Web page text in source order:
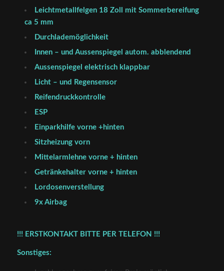
Leichtmetallfelgen 18 Zoll mit Sommerbereifung
ca 5 mm
Durchlademöglichkeit
Innen – und Aussenspiegel autom. abblendend
Aussenspiegel elektrisch klappbar
Licht – und Regensensor
Reifendruckkontrolle
ESP
Einparkhilfe vorne +hinten
Sitzheizung vorn
Mittelarmlehne vorne + hinten
Getränkehalter vorne + hinten
Lordosenverstellung
9x Airbag
!!! ERSTKONTAKT BITTE PER TELEFON !!!
Sonstiges: